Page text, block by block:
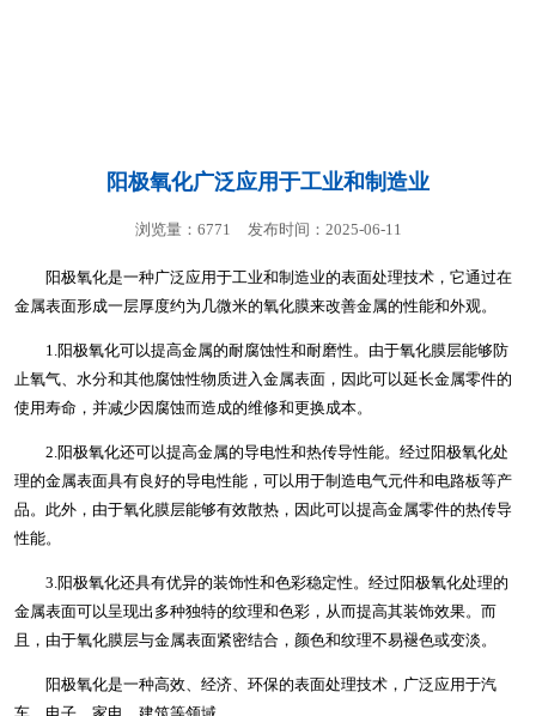
阳极氧化广泛应用于工业和制造业
浏览量：6771 发布时间：2025-06-11
阳极氧化是一种广泛应用于工业和制造业的表面处理技术，它通过在
金属表面形成一层厚度约为几微米的氧化膜来改善金属的性能和外观。
1.阳极氧化可以提高金属的耐腐蚀性和耐磨性。由于氧化膜层能够防
止氧气、水分和其他腐蚀性物质进入金属表面，因此可以延长金属零件的
使用寿命，并减少因腐蚀而造成的维修和更换成本。
2.阳极氧化还可以提高金属的导电性和热传导性能。经过阳极氧化处
理的金属表面具有良好的导电性能，可以用于制造电气元件和电路板等产
品。此外，由于氧化膜层能够有效散热，因此可以提高金属零件的热传导
性能。
3.阳极氧化还具有优异的装饰性和色彩稳定性。经过阳极氧化处理的
金属表面可以呈现出多种独特的纹理和色彩，从而提高其装饰效果。而
且，由于氧化膜层与金属表面紧密结合，颜色和纹理不易褪色或变淡。
阳极氧化是一种高效、经济、环保的表面处理技术，广泛应用于汽